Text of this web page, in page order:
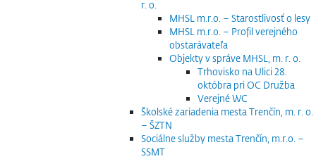
r. o.
MHSL m.r.o. – Starostlivosť o lesy
MHSL m.r.o. – Profil verejného
obstarávateľa
Objekty v správe MHSL, m. r. o.
Trhovisko na Ulici 28.
októbra pri OC Družba
Verejné WC
Školské zariadenia mesta Trenčín, m. r. o.
– ŠZTN
Sociálne služby mesta Trenčín, m.r.o. –
SSMT